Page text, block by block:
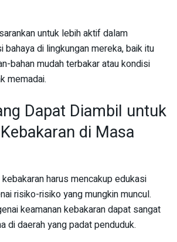
untuk lebih aktif dalam
di lingkungan mereka, baik itu
bahan mudah terbakar atau kondisi
memadai.
Dapat Diambil untuk
di Masa
harus mencakup edukasi
risiko-risiko yang mungkin muncul.
keamanan kebakaran dapat sangat
di daerah yang padat penduduk.